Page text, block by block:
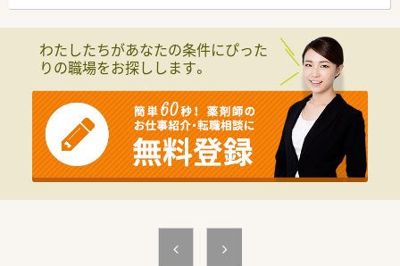
■福井県敦賀市内に4店舗を展開し、創業から80年という長い歴
史を持ち地域住民から厚い信頼を得ている老舗企業です。
■代表ご自身も現場に入って気さくにコミュニケーションを取
られているため、風通しが良く非常に働きやすい社風です。
■地域への貢献を最優先に考えて採算度外視の設備投資を行う
など、常に患者様第一の姿勢を貫いている温かい法人です。
【職場環境と雰囲気】
■薬剤師と数名の事務スタッフが在籍しており、互いに協力し合
いながら和やかな雰囲気の中で日々の業務を行っています。
■薬剤師と事務員がしっかりと連携を取り合っており、業務の負
■充実した設備環境の中で落ち着いて業務を進めることができ、
患者様へのより良いサービス提供に集中できる環境です。
わたしたちがあなたの条件にぴった
りの職場をお探しします。